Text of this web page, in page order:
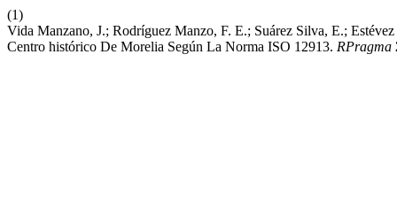
(1)
Vida Manzano, J.; Rodríguez Manzo, F. E.; Suárez Silva, E.;
Centro histórico De Morelia Según La Norma ISO 12913. RPragma